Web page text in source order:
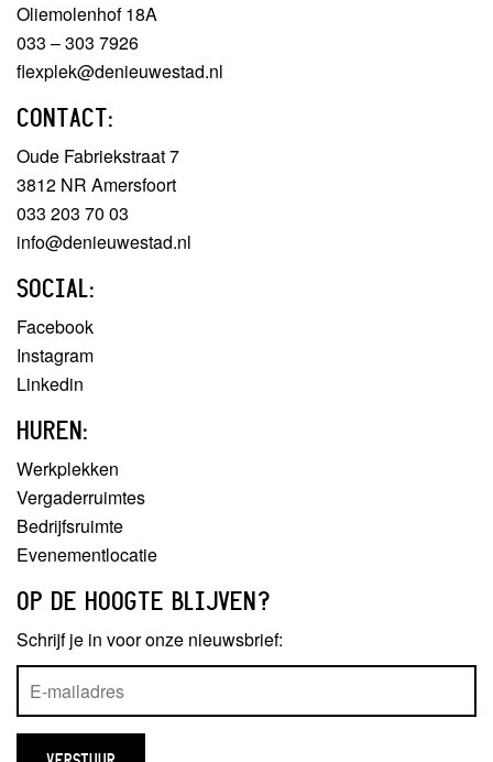
Oliemolenhof 18A
033 – 303 7926
flexplek@denieuwestad.nl
CONTACT:
Oude Fabriekstraat 7
3812 NR Amersfoort
033 203 70 03
info@denieuwestad.nl
SOCIAL:
Facebook
Instagram
Linkedin
HUREN:
Werkplekken
Vergaderruimtes
Bedrijfsruimte
Evenementlocatie
OP DE HOOGTE BLIJVEN?
Schrijf je in voor onze nieuwsbrief: